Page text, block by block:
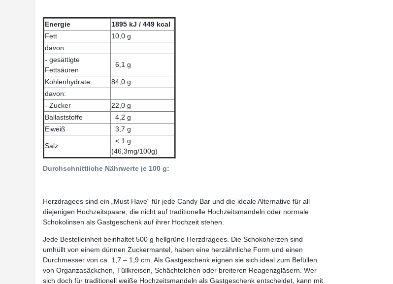
Energie 1895 kJ / 449 kcal
Durchschnittliche Nährwerte je 100 g:
Fett
10,0 g
davon:
- gesättigte
Fettsäuren
6,1 g
Kohlenhydrate
84,0 g
davon:
- Zucker
22,0 g
Ballaststoffe
4,2 g
Eiweiß
3,7 g
Salz
< 1 g
(46,3mg/100g)
Herzdragees sind ein „Must Have“ für jede Candy Bar und die ideale Alternative für all
diejenigen Hochzeitspaare, die nicht auf traditionelle Hochzeitsmandeln oder normale
Schokolinsen als Gastgeschenk auf ihrer Hochzeit stehen.
Jede Bestelleinheit beinhaltet 500 g hellgrüne Herzdragees. Die Schokoherzen sind
umhüllt von einem dünnen Zuckermantel, haben eine herzähnliche Form und einen
Durchmesser von ca. 1,7 – 1,9 cm. Als Gastgeschenk eignen sie sich ideal zum Befüllen
von Organzasäckchen, Tüllkreisen, Schächtelchen oder breiteren Reagenzgläsern. Wer
sich doch für traditionell weiße Hochzeitsmandeln als Gastgeschenk entscheidet, kann mit